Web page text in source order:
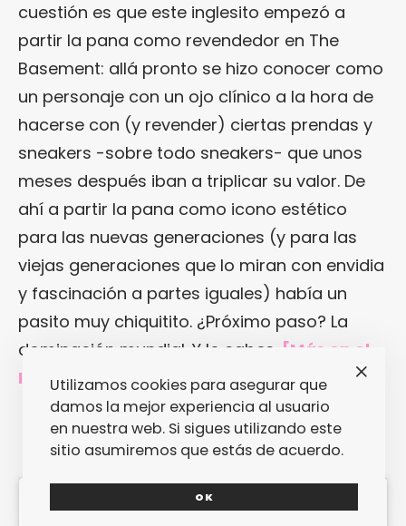
cuestión es que este inglesito empezó a
partir la pana como revendedor en The
Basement: allá pronto se hizo conocer como
un personaje con un ojo clínico a la hora de
hacerse con (y revender) ciertas prendas y
sneakers -sobre todo sneakers- que unos
meses después iban a triplicar su valor. De
ahí a partir la pana como icono estético
para las nuevas generaciones (y para las
viejas generaciones que lo miran con envidia
y fascinación a partes iguales) había un
pasito muy chiquitito. ¿Próximo paso? La
dominación mundial. Y lo sabes. [Más en el
Instagram de Leo Mandella]
Utilizamos cookies para asegurar que
damos la mejor experiencia al usuario
en nuestra web. Si sigues utilizando este
sitio asumiremos que estás de acuerdo.
OK